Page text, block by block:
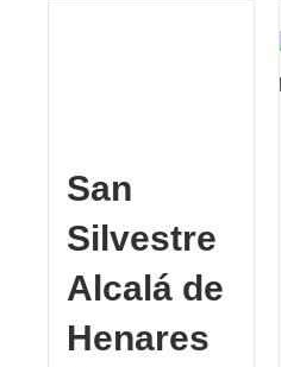
San
Silvestre
Alcalá de
Henares